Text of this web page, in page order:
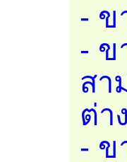
- ข
- ข
สา
ต่า
- ข